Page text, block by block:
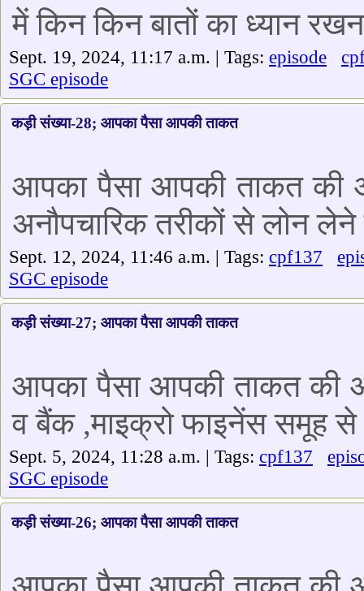
में किन किन बातों का ध्यान
Sept. 19, 2024, 11:17 a.m. | Tags: episode
SGC episode
कड़ी संख्या-28; आपका पैसा आपकी ताकत
आपका पैसा आपकी ताकत
अनौपचारिक तरीकों से लोन
Sept. 12, 2024, 11:46 a.m. | Tags: cpf137
SGC episode
कड़ी संख्या-27; आपका पैसा आपकी ताकत
आपका पैसा आपकी ताकत की
व बैंक ,माइक्रो फाइनेंस समूह
Sept. 5, 2024, 11:28 a.m. | Tags: cpf137
SGC episode
कड़ी संख्या-26; आपका पैसा आपकी ताकत